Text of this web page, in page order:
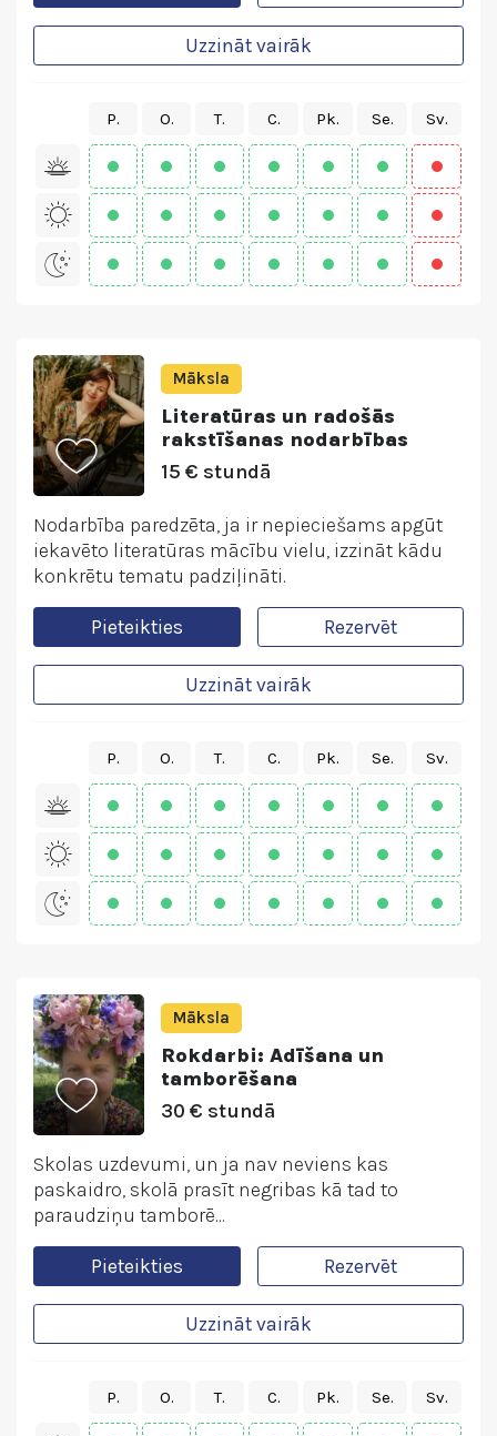
Uzzināt vairāk
P. O. T. C. Pk. Se. Sv.
Māksla
Literatūras un radošās
rakstīšanas nodarbības
15 € stundā
Nodarbība paredzēta, ja ir nepieciešams apgūt
iekavēto literatūras mācību vielu, izzināt kādu
konkrētu tematu padziļināti.
Pieteikties Rezervēt
Uzzināt vairāk
P. O. T. C. Pk. Se. Sv.
Māksla
Rokdarbi: Adīšana un
tamborēšana
30 € stundā
Skolas uzdevumi, un ja nav neviens kas
paskaidro, skolā prasīt negribas kā tad to
paraudziņu tamborē...
Pieteikties Rezervēt
Uzzināt vairāk
P. O. T. C. Pk. Se. Sv.